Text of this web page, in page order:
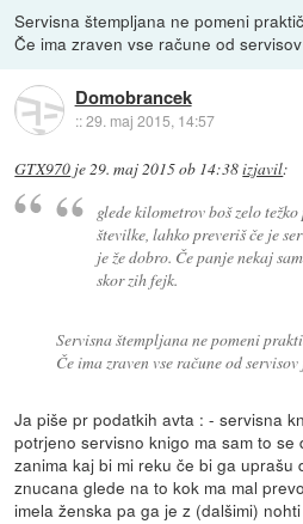
Servisna štempljana ne pomeni
Če ima zraven vse račune od
Domobrancek
::29. maj 2015, 14:57
GTX970 je29. maj 2015 ob 14:38izjavil:
glede kilometrov boš zelo
številke, lahko preveriš če je
je že dobro. Če panje nekaj
skor zih fejk.
Servisna štempljana ne pomeni
Če ima zraven vse račune od
Ja piše pr podatkih avta : - servisna
potrjeno servisno knigo ma sam to
zanima kaj bi mi reku če bi ga uprašu
znucana glede na to kok ma mal
imela ženska pa ga je z (dalšimi)